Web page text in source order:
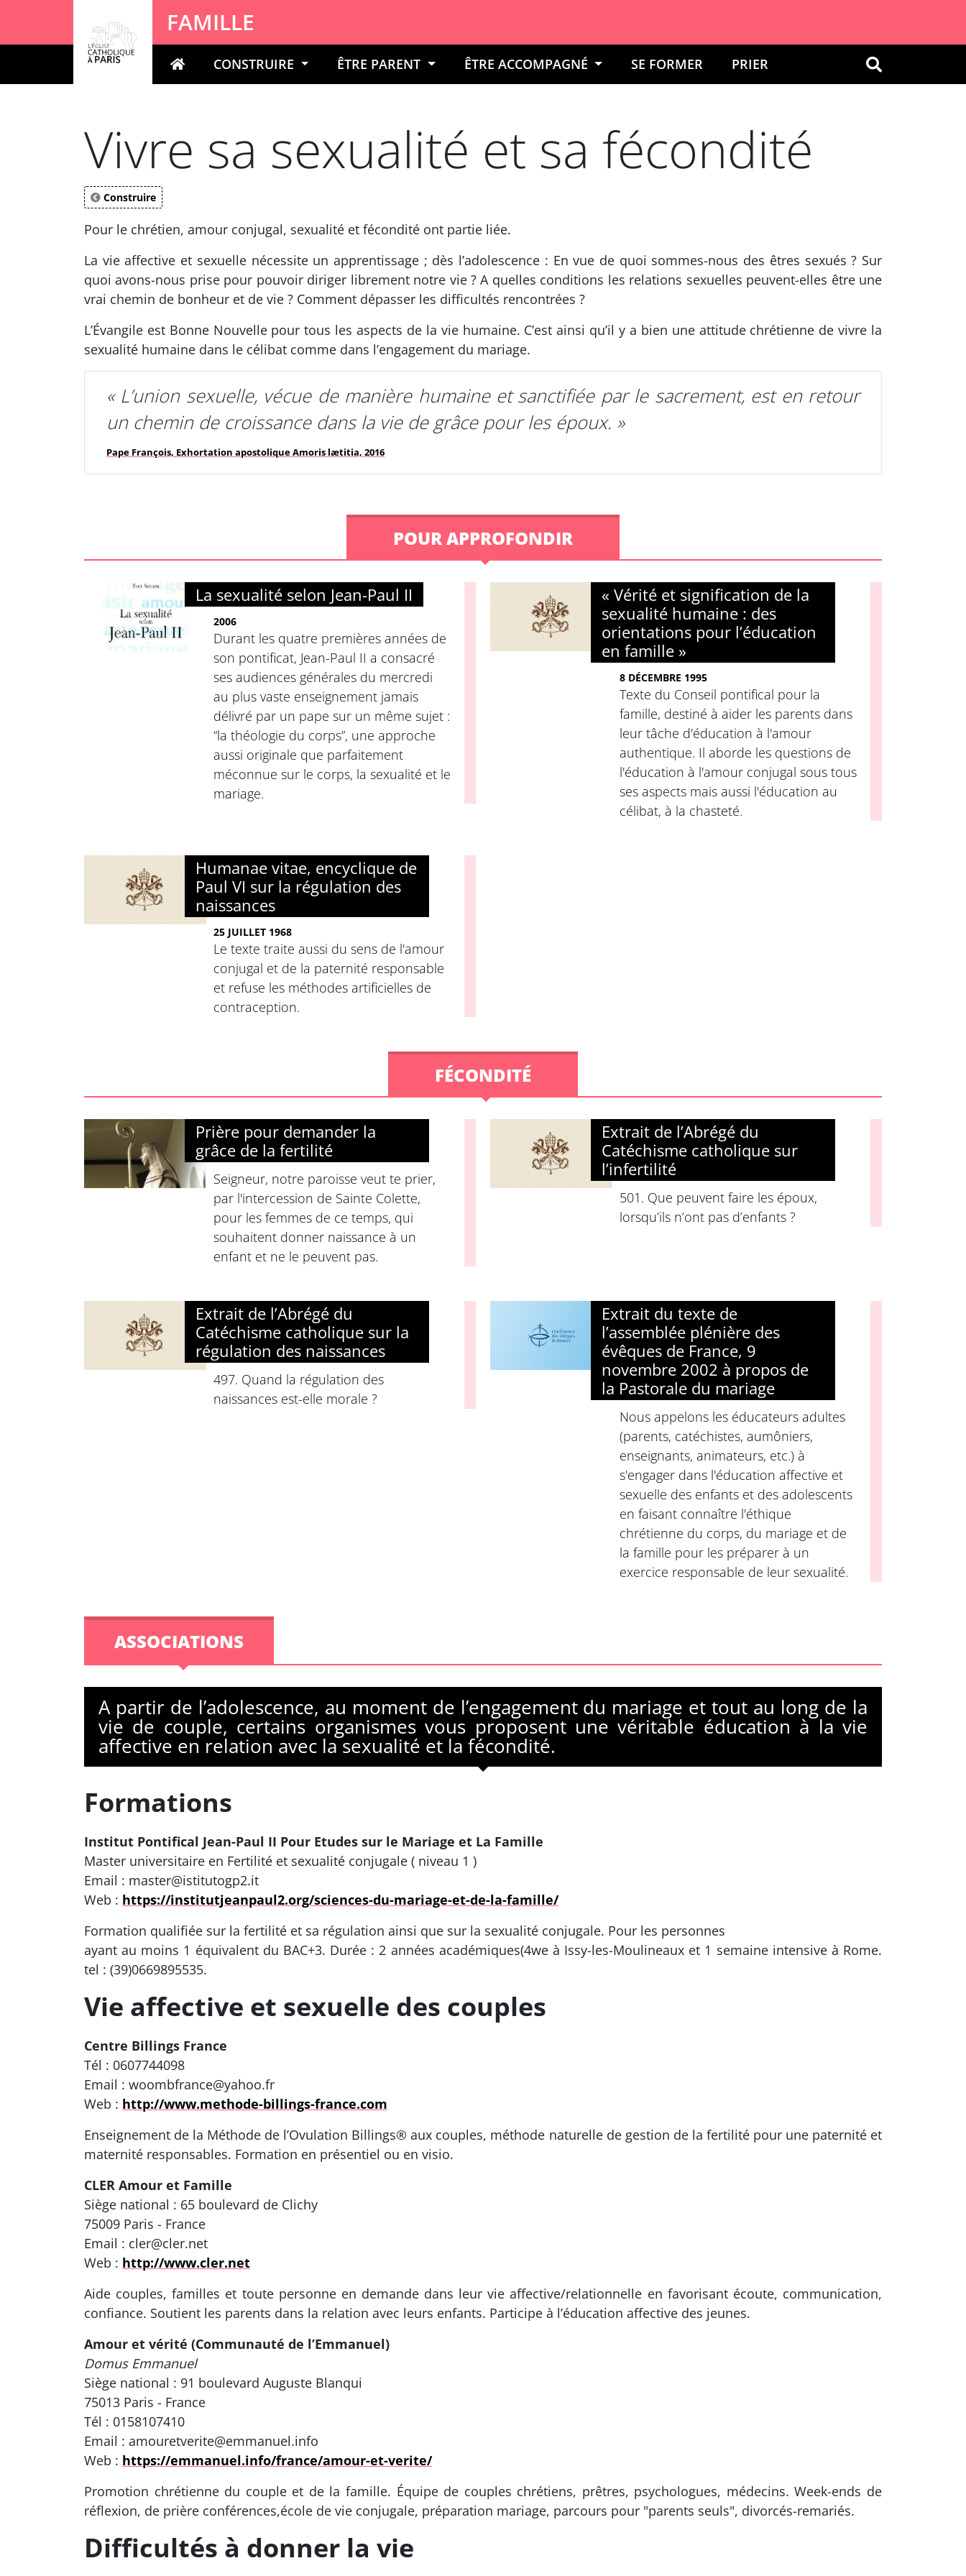
FAMILLE
Votre recherche OK
CONSTRUIRE ÊTRE PARENT ÊTRE ACCOMPAGNÉ SE FORMER PRIER
Vivre sa sexualité et sa fécondité
Construire
Pour le chrétien, amour conjugal, sexualité et fécondité ont partie liée.
La vie affective et sexuelle nécessite un apprentissage ; dès l’adolescence : En vue de quoi sommes-nous des êtres sexués ? Sur
quoi avons-nous prise pour pouvoir diriger librement notre vie ? A quelles conditions les relations sexuelles peuvent-elles être une
vrai chemin de bonheur et de vie ? Comment dépasser les difficultés rencontrées ?
L’Évangile est Bonne Nouvelle pour tous les aspects de la vie humaine. C’est ainsi qu’il y a bien une attitude chrétienne de vivre la
sexualité humaine dans le célibat comme dans l’engagement du mariage.
« L’union sexuelle, vécue de manière humaine et sanctifiée par le sacrement, est en retour
un chemin de croissance dans la vie de grâce pour les époux. »
Pape François, Exhortation apostolique Amoris lætitia, 2016
POUR APPROFONDIR
La sexualité selon Jean-Paul II
2006
Durant les quatre premières années de
son pontificat, Jean-Paul II a consacré
ses audiences générales du mercredi
au plus vaste enseignement jamais
délivré par un pape sur un même sujet :
“la théologie du corps”, une approche
aussi originale que parfaitement
méconnue sur le corps, la sexualité et le
mariage.
« Vérité et signification de la
sexualité humaine : des
orientations pour l’éducation
en famille »
8 DÉCEMBRE 1995
Texte du Conseil pontifical pour la
famille, destiné à aider les parents dans
leur tâche d'éducation à l'amour
authentique. Il aborde les questions de
l'éducation à l'amour conjugal sous tous
ses aspects mais aussi l'éducation au
célibat, à la chasteté.
Humanae vitae, encyclique de
Paul VI sur la régulation des
naissances
25 JUILLET 1968
Le texte traite aussi du sens de l'amour
conjugal et de la paternité responsable
et refuse les méthodes artificielles de
contraception.
FÉCONDITÉ
Prière pour demander la
grâce de la fertilité
Seigneur, notre paroisse veut te prier,
par l'intercession de Sainte Colette,
pour les femmes de ce temps, qui
souhaitent donner naissance à un
enfant et ne le peuvent pas.
Extrait de l’Abrégé du
Catéchisme catholique sur
l’infertilité
501. Que peuvent faire les époux,
lorsqu’ils n’ont pas d’enfants ?
Extrait de l’Abrégé du
Catéchisme catholique sur la
régulation des naissances
497. Quand la régulation des
naissances est-elle morale ?
Extrait du texte de
l’assemblée plénière des
évêques de France, 9
novembre 2002 à propos de
la Pastorale du mariage
Nous appelons les éducateurs adultes
(parents, catéchistes, aumôniers,
enseignants, animateurs, etc.) à
s'engager dans l'éducation affective et
sexuelle des enfants et des adolescents
en faisant connaître l'éthique
chrétienne du corps, du mariage et de
la famille pour les préparer à un
exercice responsable de leur sexualité.
ASSOCIATIONS
A partir de l’adolescence, au moment de l’engagement du mariage et tout au long de la
vie de couple, certains organismes vous proposent une véritable éducation à la vie
affective en relation avec la sexualité et la fécondité.
Formations
Institut Pontifical Jean-Paul II Pour Etudes sur le Mariage et La Famille
Master universitaire en Fertilité et sexualité conjugale ( niveau 1 )
Email : master@istitutogp2.it
Web : https://institutjeanpaul2.org/sciences-du-mariage-et-de-la-famille/
Formation qualifiée sur la fertilité et sa régulation ainsi que sur la sexualité conjugale. Pour les personnes
ayant au moins 1 équivalent du BAC+3. Durée : 2 années académiques(4we à Issy-les-Moulineaux et 1 semaine intensive à Rome.
tel : (39)0669895535.
Vie affective et sexuelle des couples
Centre Billings France
Tél : 0607744098
Email : woombfrance@yahoo.fr
Web : http://www.methode-billings-france.com
Enseignement de la Méthode de l’Ovulation Billings® aux couples, méthode naturelle de gestion de la fertilité pour une paternité et
maternité responsables. Formation en présentiel ou en visio.
CLER Amour et Famille
Siège national : 65 boulevard de Clichy
75009 Paris - France
Email : cler@cler.net
Web : http://www.cler.net
Aide couples, familles et toute personne en demande dans leur vie affective/relationnelle en favorisant écoute, communication,
confiance. Soutient les parents dans la relation avec leurs enfants. Participe à l’éducation affective des jeunes.
Amour et vérité (Communauté de l’Emmanuel)
Domus Emmanuel
Siège national : 91 boulevard Auguste Blanqui
75013 Paris - France
Tél : 0158107410
Email : amouretverite@emmanuel.info
Web : https://emmanuel.info/france/amour-et-verite/
Promotion chrétienne du couple et de la famille. Équipe de couples chrétiens, prêtres, psychologues, médecins. Week-ends de
réflexion, de prière conférences,école de vie conjugale, préparation mariage, parcours pour "parents seuls", divorcés-remariés.
Difficultés à donner la vie